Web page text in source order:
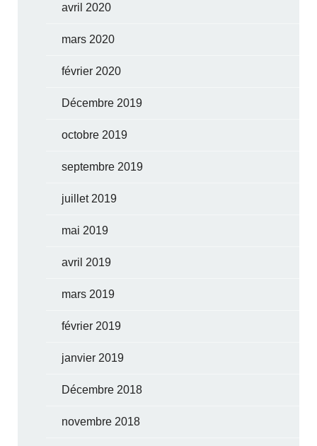
avril 2020
mars 2020
février 2020
Décembre 2019
octobre 2019
septembre 2019
juillet 2019
mai 2019
avril 2019
mars 2019
février 2019
janvier 2019
Décembre 2018
novembre 2018